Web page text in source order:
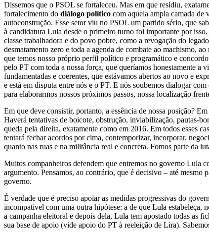
Dissemos que o PSOL se fortaleceu. Mas em que residiu,
fortalecimento do diálogo político com aquela ampla camada de
autoconstrução. Esse setor viu no PSOL um partido sério, que
à candidatura Lula desde o primeiro turno foi importante por
classe trabalhadora e do povo pobre, como a revogação do
desmatamento zero e toda a agenda de combate ao machismo,
que temos nosso próprio perfil político e programático e
pelo PT com toda a nossa força, que queríamos honestamente
fundamentadas e coerentes, que estávamos abertos ao novo e
e está em disputa entre nós e o PT. E nós soubemos dialogar
para elaborarmos nossos próximos passos, nossa localização
Em que deve consistir, portanto, a essência de nossa posição?
Haverá tentativas de boicote, obstrução, inviabilização, pautas-
queda pela direita, exatamente como em 2016. Em todos esses
tentará fechar acordos por cima, contemporizar, incorporar,
quanto nas ruas e na militância real e concreta. Fomos parte da
Muitos companheiros defendem que entremos no governo Lula
argumento. Pensamos, ao contrário, que é decisivo – até
governo.
É verdade que é preciso apoiar as medidas progressivas do
incompatível com uma outra hipótese: a de que Lula
a campanha eleitoral e depois dela, Lula tem apostado todas as
sua base de apoio (vide apoio do PT à reeleição de Lira).